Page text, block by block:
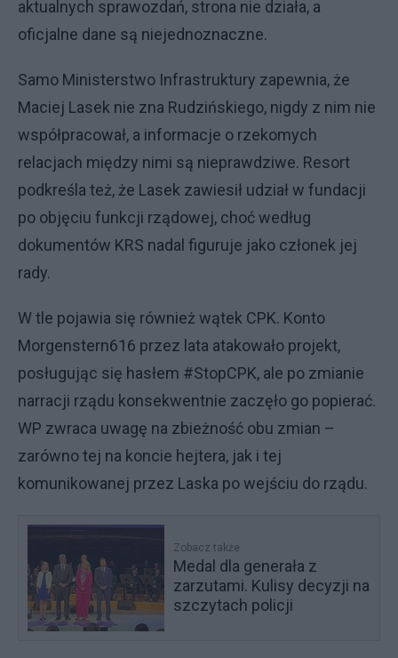
aktualnych sprawozdań, strona nie działa, a
oficjalne dane są niejednoznaczne.
Samo Ministerstwo Infrastruktury zapewnia, że
Maciej Lasek nie zna Rudzińskiego, nigdy z nim nie
współpracował, a informacje o rzekomych
relacjach między nimi są nieprawdziwe. Resort
podkreśla też, że Lasek zawiesił udział w fundacji
po objęciu funkcji rządowej, choć według
dokumentów KRS nadal figuruje jako członek jej
rady.
W tle pojawia się również wątek CPK. Konto
Morgenstern616 przez lata atakowało projekt,
posługując się hasłem #StopCPK, ale po zmianie
narracji rządu konsekwentnie zaczęło go popierać.
WP zwraca uwagę na zbieżność obu zmian –
zarówno tej na koncie hejtera, jak i tej
komunikowanej przez Laska po wejściu do rządu.
Zobacz także
Medal dla generała z
zarzutami. Kulisy decyzji na
szczytach policji